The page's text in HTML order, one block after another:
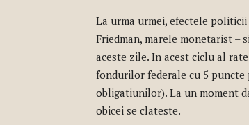
La urma urmei, efectele
Friedman, marele monetarist –
aceste zile. In acest ciclu al
fondurilor federale cu 5 puncte
obligatiunilor). La un moment
obicei se clateste.